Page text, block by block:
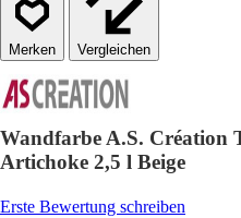
Vergleichen
Wandfarbe A.S. Création
Artichoke 2,5 l Beige
Erste Bewertung schreiben